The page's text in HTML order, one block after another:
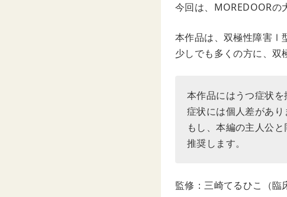
今回は、MOREDOORの
本作品は、双極性障害Ⅰ
少しでも多くの方に、双
本作品にはうつ症状を
症状には個人差があり
もし、本編の主人公
推奨します。
監修：三崎てるひこ（臨